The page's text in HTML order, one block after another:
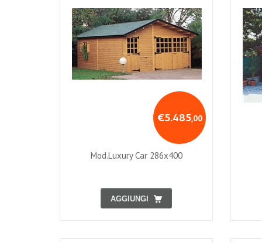
€5.485,00
Mod.luxury Car 286x400
AGGIUNGI